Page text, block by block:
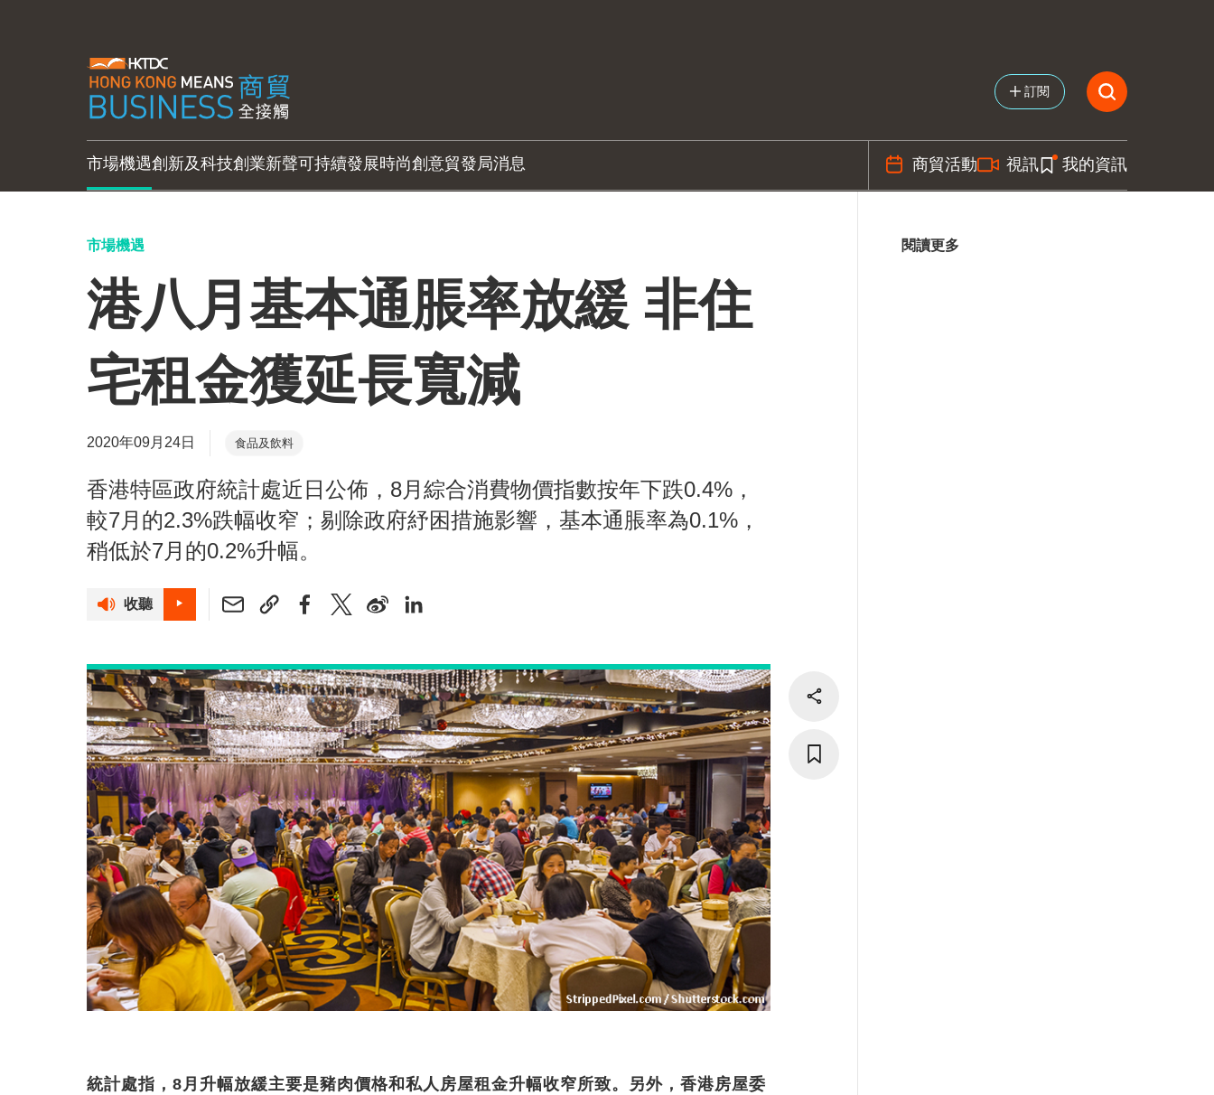
訂閱
市場機遇創新及科技創業新聲可持續發展時尚創意貿發局消息 商貿活動 視訊 我的資訊
市場機遇
港八月基本通脹率放緩 非住
宅租金獲延長寬減
2020年09月24日 食品及飲料
香港特區政府統計處近日公佈，8月綜合消費物價指數按年下跌0.4%，
較7月的2.3%跌幅收窄；剔除政府紓困措施影響，基本通脹率為0.1%，
稍低於7月的0.2%升幅。
收聽
統計處指，8月升幅放緩主要是豬肉價格和私人房屋租金升幅收窄所致。另外，香港房屋委
閱讀更多